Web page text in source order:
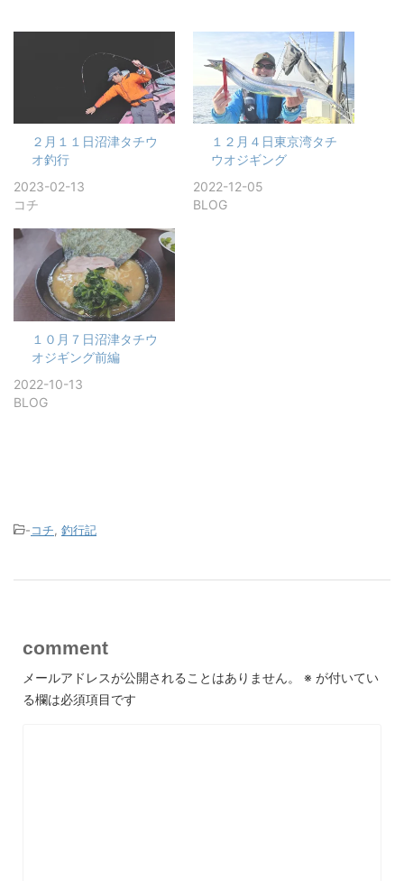
２月１１日沼津タチウ
オ釣行
2023-02-13
コチ
１２月４日東京湾タチ
ウオジギング
2022-12-05
BLOG
１０月７日沼津タチウ
オジギング前編
2022-10-13
BLOG
-コチ 釣行記
comment
メールアドレスが公開されることはありません。 ※ が付いてい
る欄は必須項目です